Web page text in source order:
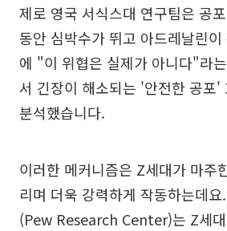
제로 영국 서식스대 연구팀은 공
동안 심박수가 뛰고 아드레날린
에 "이 위협은 실제가 아니다"라
서 긴장이 해소되는 '안전한 공포'
분석했습니다.
이러한 메커니즘은 Z세대가 마주
리며 더욱 강력하게 작동하는데
(Pew Research Center)는 Z세